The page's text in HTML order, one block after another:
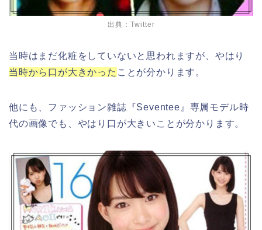
出典：Twitter
当時はまだ化粧をしていないと思われますが、やはり
当時から口が大きかった ことが分かります。
他にも、ファッション雑誌『Seventee』専属モデル時
代の画像でも、やはり口が大きいことが分かります。